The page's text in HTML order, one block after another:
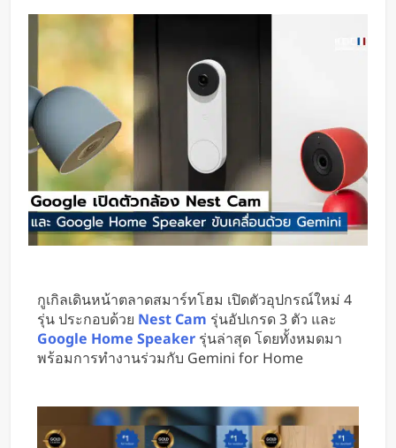
Pass เปลี่ยนแว่น Meta Quest ให้
กลายเป็นจอเกมเสมือนขนาด 26 ฟุต
2 วัน Ago
ชัดแม้แสงน้อย! จีนพัฒนาแว่น Night
Vision มองกลางคืนได้ครบทุกสี
เปลี่ยนขยะพลาสติกเป็นพลังงาน
สะอาด! นักวิจัยค้นพบวิธีผลิต
“ไฮโดรเจน” จากพลาสติกผสม โดย
ไม่ต้องคัดแยกก่อน
2 วัน Ago
“MouthPad” เมาส์ควบคุมด้วย “ลิ้น”
กูเกิลเดินหน้าตลาดสมาร์ทโฮม เปิดตัวอุปกรณ์ใหม่ 4
รุ่น ประกอบด้วย Nest Cam รุ่นอัปเกรด 3 ตัว และ
Google Home Speaker รุ่นล่าสุด โดยทั้งหมดมา
พร้อมการทำงานร่วมกับ Gemini for Home